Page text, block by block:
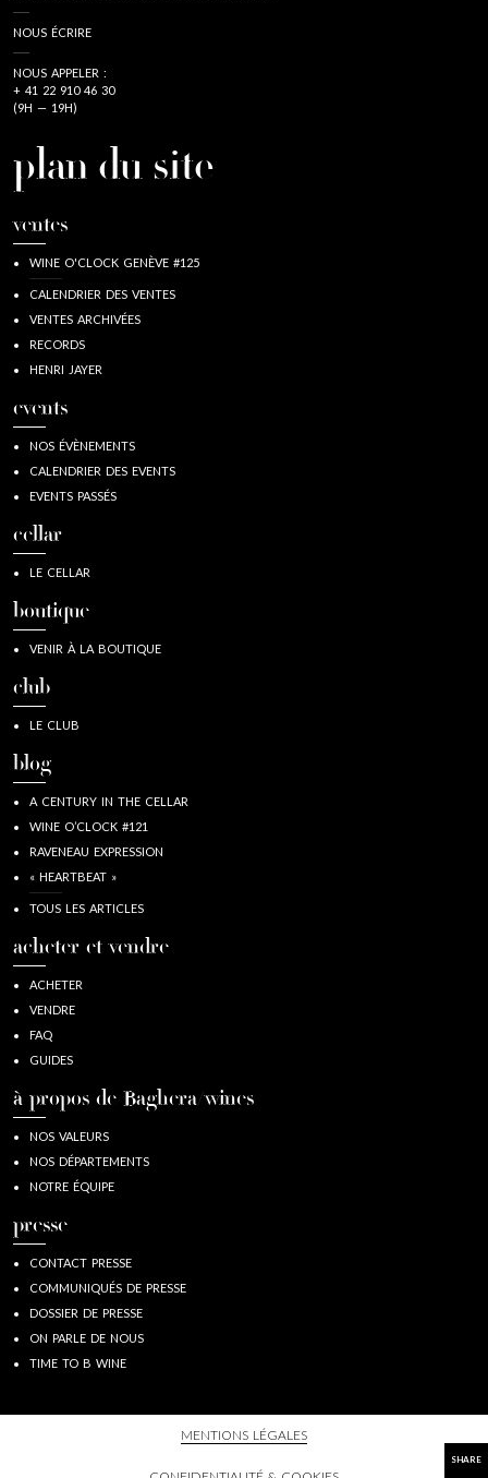
SHARE
NOUS ÉCRIRE
NOUS APPELER :
+ 41 22 910 46 30
(9H — 19H)
plan du site
ventes
WINE O'CLOCK GENÈVE #125
CALENDRIER DES VENTES
VENTES ARCHIVÉES
RECORDS
HENRI JAYER
events
NOS ÉVÈNEMENTS
CALENDRIER DES EVENTS
EVENTS PASSÉS
cellar
LE CELLAR
boutique
VENIR À LA BOUTIQUE
club
LE CLUB
blog
A CENTURY IN THE CELLAR
WINE O’CLOCK #121
RAVENEAU EXPRESSION
« HEARTBEAT »
TOUS LES ARTICLES
acheter et vendre
ACHETER
VENDRE
FAQ
GUIDES
à propos de Baghera/wines
NOS VALEURS
NOS DÉPARTEMENTS
NOTRE ÉQUIPE
presse
CONTACT PRESSE
COMMUNIQUÉS DE PRESSE
DOSSIER DE PRESSE
ON PARLE DE NOUS
TIME TO B WINE
MENTIONS LÉGALES